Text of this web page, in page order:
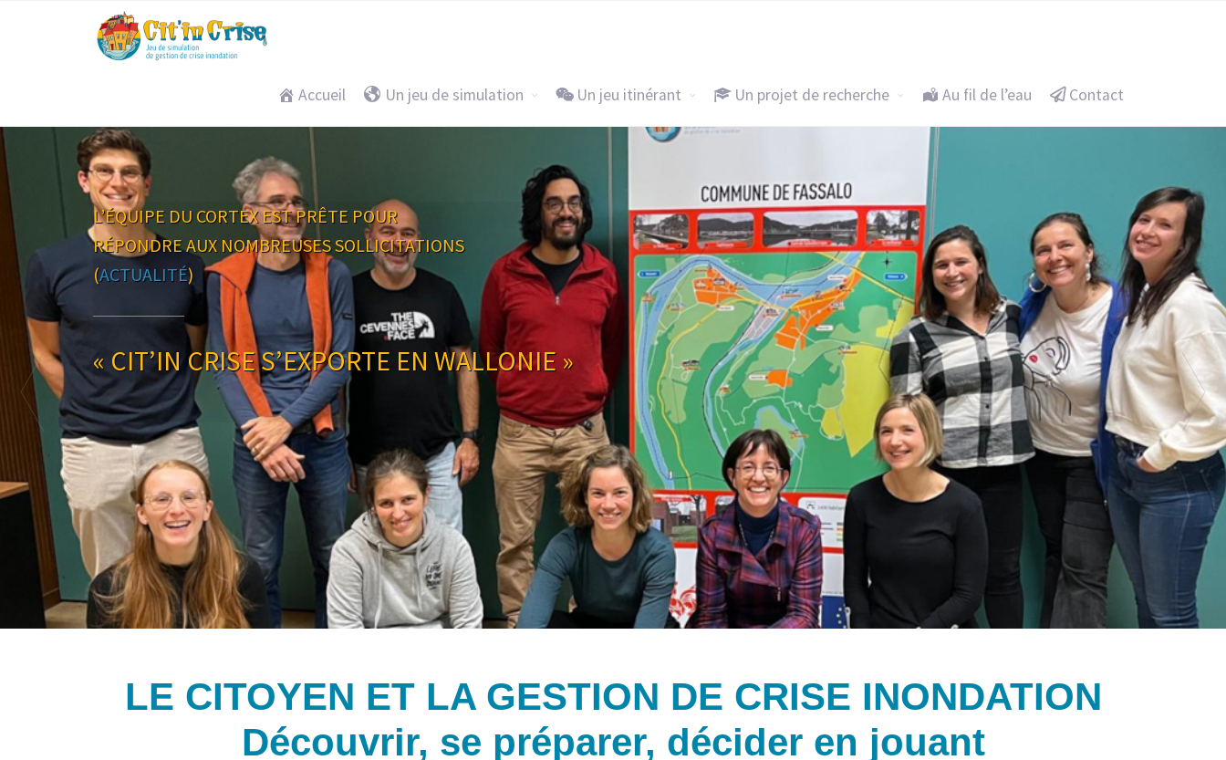
Accueil Un jeu de simulation Un jeu itinérant Un projet de recherche Au fil de l’eau Contact
ACTUALITÉ
PRIMÉ AU 15ÈME FORUM D’INFORMATION
SUR LES RISQUES MAJEURS
(ACTUALITÉ)
« MODERNISATION DE LA CULTURE DU
RISQUE, SENSIBILISATION ET
INFORMATION DES POPULATIONS »
LE CITOYEN ET LA GESTION DE CRISE INONDATION
Découvrir, se préparer, décider en jouant